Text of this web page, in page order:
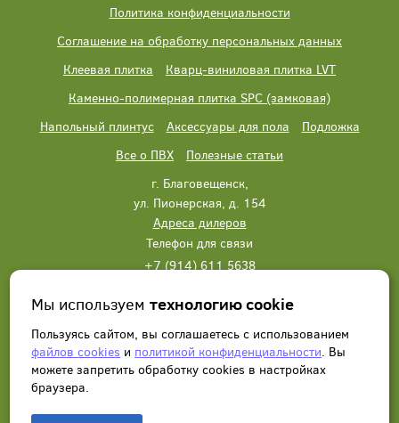
Политика конфиденциальности
Соглашение на обработку персональных данных
Клеевая плитка
Кварц-виниловая плитка LVT
Каменно-полимерная плитка SPC (замковая)
Напольный плинтус
Аксессуары для пола
Подложка
Все о ПВХ
Полезные статьи
г. Благовещенск,
ул. Пионерская, д. 154
Адреса дилеров
Телефон для связи
+7 (914) 611 5638
Написать нам Заказать звонок
Мы используемтехнологию cookie
Пользуясь сайтом, вы соглашаетесь с использованием
файлов cookies и политикой конфиденциальности. Вы
можете запретить обработку сookies в настройках
браузера.